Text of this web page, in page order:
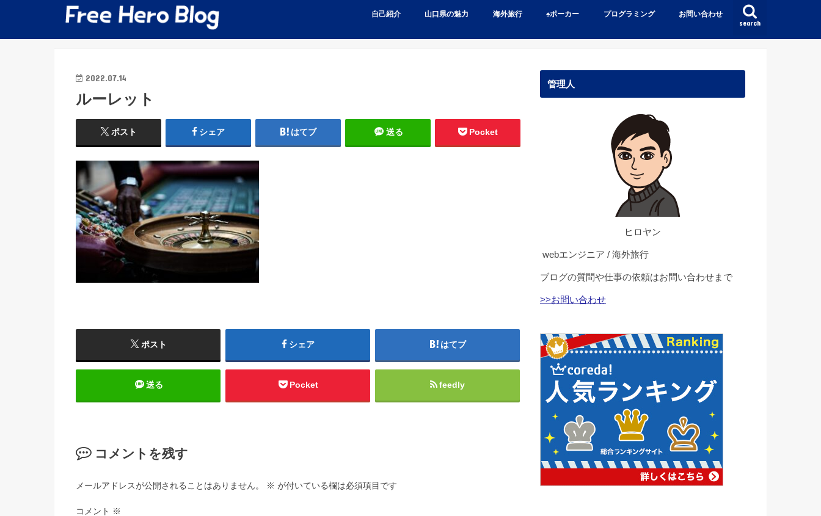
search
自己紹介 山口県の魅力 海外旅行 ♠️ポーカー プログラミング お問い合わせ
2022.07.14
ルーレット
ポスト シェア はてブ 送る Pocket
ポスト シェア はてブ
送る Pocket feedly
コメントを残す
メールアドレスが公開されることはありません。 ※ が付いている欄は必須項目です
コメント ※
管理人
ヒロヤン
webエンジニア / 海外旅行
ブログの質問や仕事の依頼はお問い合わせまで
>>お問い合わせ